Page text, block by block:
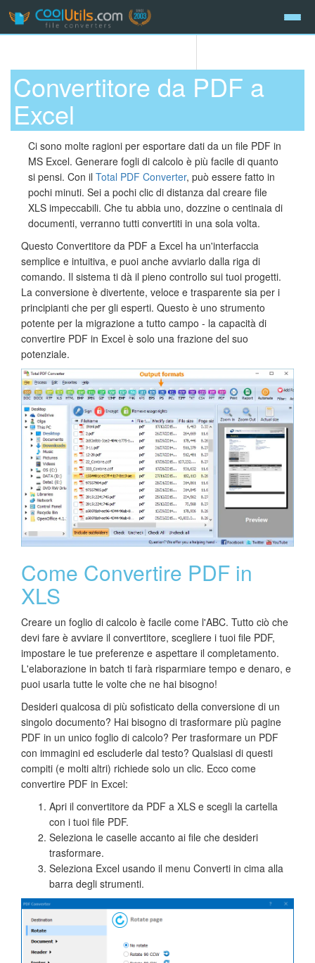
Convertitore da PDF a
Excel
Ci sono molte ragioni per esportare dati da un file PDF in
MS Excel. Generare fogli di calcolo è più facile di quanto
si pensi. Con il Total PDF Converter, può essere fatto in
pochi minuti. Sei a pochi clic di distanza dal creare file
XLS impeccabili. Che tu abbia uno, dozzine o centinaia di
documenti, verranno tutti convertiti in una sola volta.
Questo Convertitore da PDF a Excel ha un'interfaccia
semplice e intuitiva, e puoi anche avviarlo dalla riga di
comando. Il sistema ti dà il pieno controllo sui tuoi progetti.
La conversione è divertente, veloce e trasparente sia per i
principianti che per gli esperti. Questo è uno strumento
potente per la migrazione a tutto campo - la capacità di
convertire PDF in Excel è solo una frazione del suo
potenziale.
Come Convertire PDF in
XLS
Creare un foglio di calcolo è facile come l'ABC. Tutto ciò che
devi fare è avviare il convertitore, scegliere i tuoi file PDF,
impostare le tue preferenze e aspettare il completamento.
L'elaborazione in batch ti farà risparmiare tempo e denaro, e
puoi usarla tutte le volte che ne hai bisogno!
Desideri qualcosa di più sofisticato della conversione di un
singolo documento? Hai bisogno di trasformare più pagine
PDF in un unico foglio di calcolo? Per trasformare un PDF
con immagini ed escluderle dal testo? Qualsiasi di questi
compiti (e molti altri) richiede solo un clic. Ecco come
convertire PDF in Excel:
Apri il convertitore da PDF a XLS e scegli la cartella
con i tuoi file PDF.
Seleziona le caselle accanto ai file che desideri
trasformare.
Seleziona Excel usando il menu Converti in cima alla
barra degli strumenti.